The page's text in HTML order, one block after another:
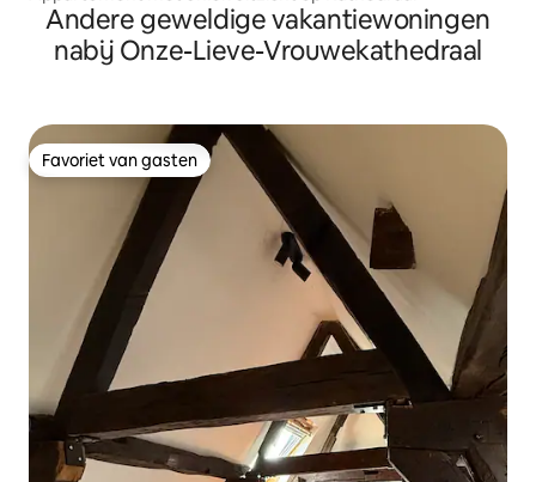
Andere geweldige vakantiewoningen
nabij Onze-Lieve-Vrouwekathedraal
Favoriet van gasten
Favoriet van gasten